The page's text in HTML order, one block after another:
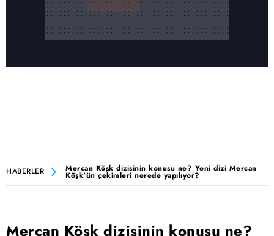
HABERLER Mercan Köşk dizisinin konusu ne? Yeni dizi Mercan
Köşk'ün çekimleri nerede yapılıyor?
Mercan Köşk dizisinin konusu ne?